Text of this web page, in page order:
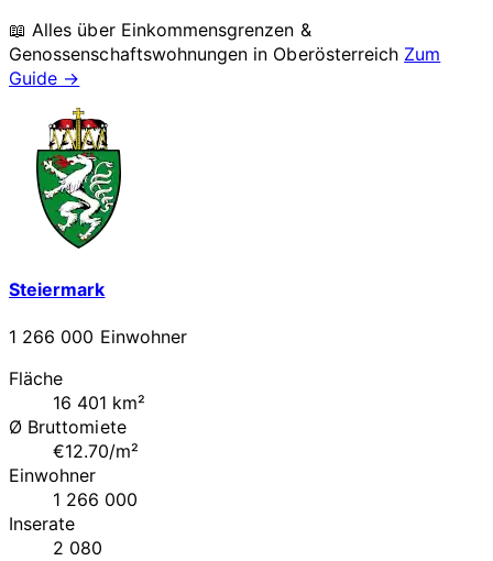
📖 Alles über Einkommensgrenzen &
Genossenschaftswohnungen in Oberösterreich Zum
Guide →
Steiermark
1 266 000 Einwohner
Fläche
16 401 km²
Ø Bruttomiete
€12.70/m²
Einwohner
1 266 000
Inserate
2 080